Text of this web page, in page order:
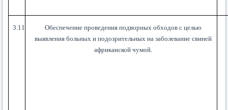
3.11
Обеспечение проведения подворных обходов с целью
выявления больных и подозрительных на заболевание свиней
африканской чумой.